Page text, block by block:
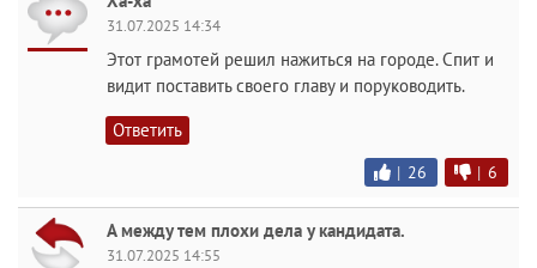
31.07.2025 14:34
Этот грамотей решил нажиться на городе. Спит и
видит поставить своего главу и поруководить.
Ответить
| 26 | 6
А между тем плохи дела у кандидата.
31.07.2025 14:55